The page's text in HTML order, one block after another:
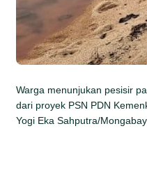
Warga menunjukan pesisir
dari proyek PSN PDN
Yogi Eka Sahputra/